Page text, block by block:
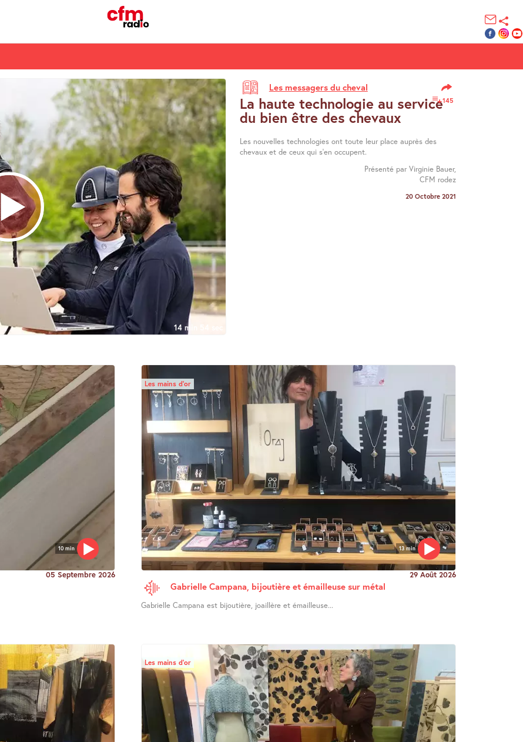
14 min 54 sec
Les messagers du cheval
145
La haute technologie au service
du bien être des chevaux
Les nouvelles technologies ont toute leur place auprès des
chevaux et de ceux qui s’en occupent.
Présenté par Virginie Bauer,
CFM rodez
20 Octobre 2021
10 min
05 Septembre 2026
13 min
Les mains d’or
29 Août 2026
Gabrielle Campana, bijoutière et émailleuse sur métal
Gabrielle Campana est bijoutière, joaillère et émailleuse...
Les mains d’or